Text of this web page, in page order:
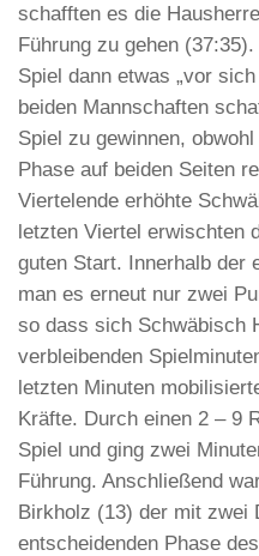
schafften es die
Führung zu gehen
Spiel dann etwas „vor
beiden Mannschaften
Spiel zu gewinnen,
Phase auf beiden Seiten
Viertelende erhöhte
letzten Viertel erwischten
guten Start. Innerhalb der
man es erneut nur zwei
so dass sich Schwäbisch
verbleibenden
letzten Minuten
Kräfte. Durch einen 2 – 9
Spiel und ging zwei
Führung. Anschließend
Birkholz (13) der mit zwei
entscheidenden Phase